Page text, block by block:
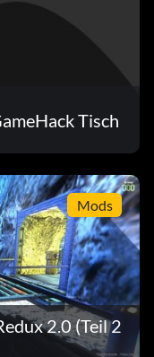
Tisch
Mods
2.0 (Teil 2